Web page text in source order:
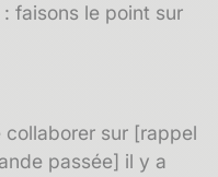
faisons le point sur
sur [rappel
passée] il y a